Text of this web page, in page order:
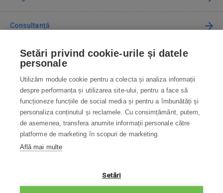
Consultanță
Cum cumpăr
Contact
Contactați-ne
info@robotworld.ro
031 22 97 010
Setări privind cookie-urile și datele
personale
Utilizăm module cookie pentru a colecta și analiza informații
despre performanța și utilizarea site-ului, pentru a face să
funcționeze funcțiile de social media și pentru a îmbunătăți și
personaliza conținutul și reclamele. Cu consimțământ, putem,
de asemenea, transfera anumite informații personale către
platforme de marketing în scopuri de marketing.
Află mai multe
Setări